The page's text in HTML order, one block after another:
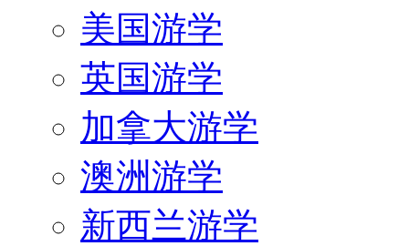
美国游学
英国游学
加拿大游学
澳洲游学
新西兰游学